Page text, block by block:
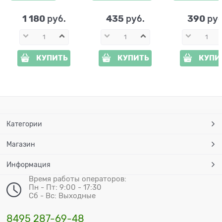
1 180 руб.
КУПИТЬ
435 руб.
КУПИТЬ
390
Категории
Магазин
Информация
Время работы операторов:
Пн - Пт: 9:00 - 17:30
Сб - Вс: Выходные
8495 287-69-48